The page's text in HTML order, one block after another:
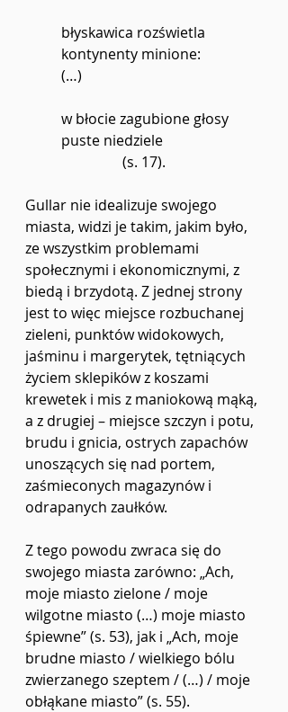
błyskawica rozświetla
kontynenty minione:
(…)
w błocie zagubione głosy
puste niedziele
(s. 17).
Gullar nie idealizuje swojego
miasta, widzi je takim, jakim było,
ze wszystkim problemami
społecznymi i ekonomicznymi, z
biedą i brzydotą. Z jednej strony
jest to więc miejsce rozbuchanej
zieleni, punktów widokowych,
jaśminu i margerytek, tętniących
życiem sklepików z koszami
krewetek i mis z maniokową mąką,
a z drugiej – miejsce szczyn i potu,
brudu i gnicia, ostrych zapachów
unoszących się nad portem,
zaśmieconych magazynów i
odrapanych zaułków.
Z tego powodu zwraca się do
swojego miasta zarówno: „Ach,
moje miasto zielone / moje
wilgotne miasto (…) moje miasto
śpiewne” (s. 53), jak i „Ach, moje
brudne miasto / wielkiego bólu
zwierzanego szeptem / (…) / moje
obłąkane miasto” (s. 55).